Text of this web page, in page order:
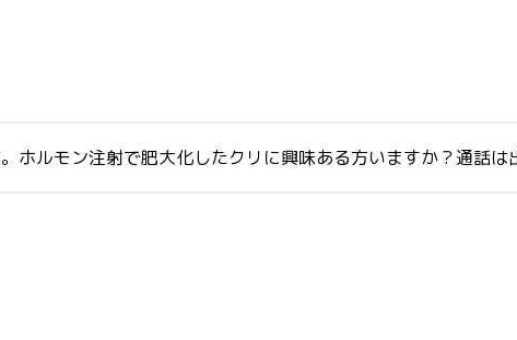
ホルモン注射で肥大化したクリに興味ある方いますか？通